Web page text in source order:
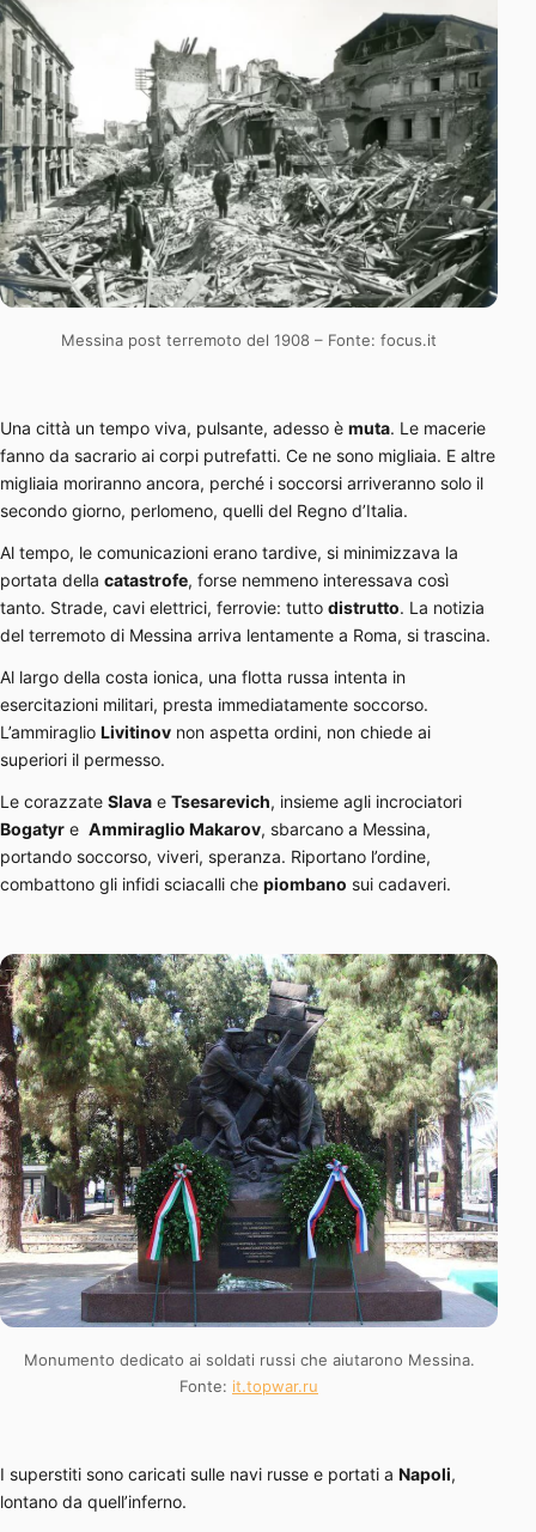
Messina post terremoto del 1908 – Fonte: focus.it
Una città un tempo viva, pulsante, adesso è muta. Le macerie
fanno da sacrario ai corpi putrefatti. Ce ne sono migliaia. E altre
migliaia moriranno ancora, perché i soccorsi arriveranno solo il
secondo giorno, perlomeno, quelli del Regno d’Italia.
Al tempo, le comunicazioni erano tardive, si minimizzava la
portata della catastrofe, forse nemmeno interessava così
tanto. Strade, cavi elettrici, ferrovie: tutto distrutto. La notizia
del terremoto di Messina arriva lentamente a Roma, si trascina.
Al largo della costa ionica, una flotta russa intenta in
esercitazioni militari, presta immediatamente soccorso.
L’ammiraglio Livitinov non aspetta ordini, non chiede ai
superiori il permesso.
Le corazzate Slava e Tsesarevich, insieme agli incrociatori
Bogatyr e Ammiraglio Makarov, sbarcano a Messina,
portando soccorso, viveri, speranza. Riportano l’ordine,
combattono gli infidi sciacalli che piombano sui cadaveri.
Monumento dedicato ai soldati russi che aiutarono Messina.
Fonte: it.topwar.ru
I superstiti sono caricati sulle navi russe e portati a Napoli,
lontano da quell’inferno.